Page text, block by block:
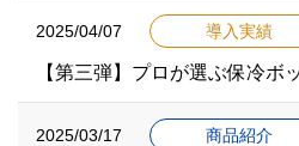
2025/04/07 導入実績
【第三弾】プロが選ぶ保冷ボ
2025/03/17 商品紹介